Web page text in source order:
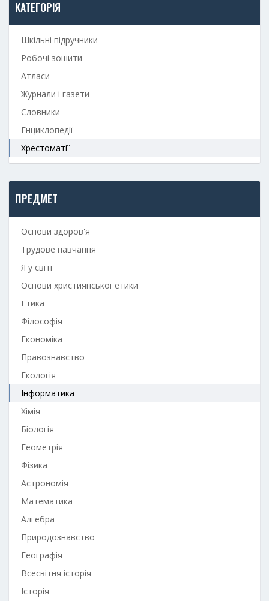
КАТЕГОРІЯ
Шкільні підручники
Робочі зошити
Атласи
Журнали і газети
Словники
Енциклопедії
Хрестоматії
ПРЕДМЕТ
Основи здоров'я
Трудове навчання
Я у світі
Основи християнської етики
Етика
Філософія
Економіка
Правознавство
Екологія
Інформатика
Хімія
Біологія
Геометрія
Фізика
Астрономія
Математика
Алгебра
Природознавство
Географія
Всесвітня історія
Історія